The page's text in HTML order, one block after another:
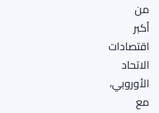
من
أكبر
اقتصادات
الاتحاد
الأوروبي،
مع